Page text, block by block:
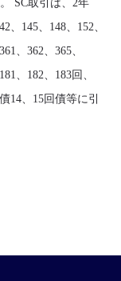
SC取引は、2年
、145、148、152、
、362、365、
、182、183回、
14、15回債等に引